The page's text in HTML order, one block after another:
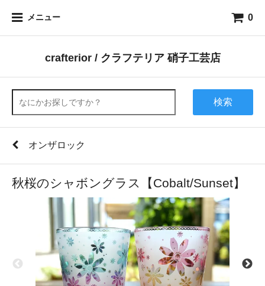
メニュー 0
crafterior / クラフテリア 硝子工芸店
検索
オンザロック
秋桜のシャボングラス【Cobalt/Sunset】